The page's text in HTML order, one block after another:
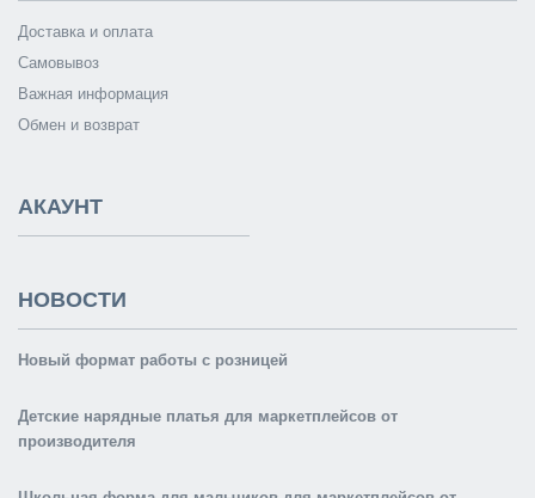
Доставка и оплата
Самовывоз
Важная информация
Обмен и возврат
АКАУНТ
НОВОСТИ
Новый формат работы с розницей
Детские нарядные платья для маркетплейсов от
производителя